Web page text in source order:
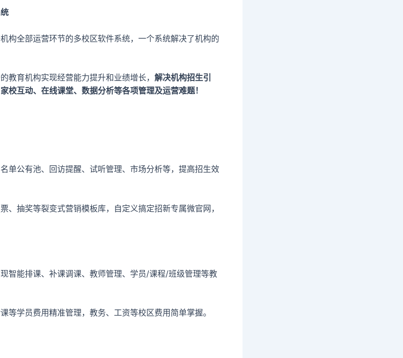
构全部运营环节的多校区软件系统，一个系统解决了机构的
教育机构实现经营能力提升和业绩增长， 解决机构招生引
校互动、在线课堂、数据分析等各项管理及运营难题！
单公有池、回访提醒、试听管理、市场分析等，提高招生效
、抽奖等裂变式营销模板库，自定义搞定招新专属微官网，
智能排课、补课调课、教师管理、学员/课程/班级管理等教
等学员费用精准管理，教务、工资等校区费用简单掌握。